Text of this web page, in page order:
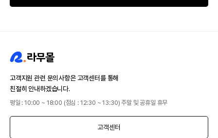
고객지원 관련 문의사항은 고객센터를 통해
친절히 안내하겠습니다.
평일 : 10:00 ~ 18:00 (점심 : 12:30 ~ 13:30) 주말 및 공휴일 휴무
고객센터